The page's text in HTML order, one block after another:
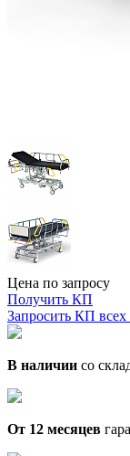
Цена по запросу
Получить КП
Запросить КП всех
В наличии со
От 12 месяцев